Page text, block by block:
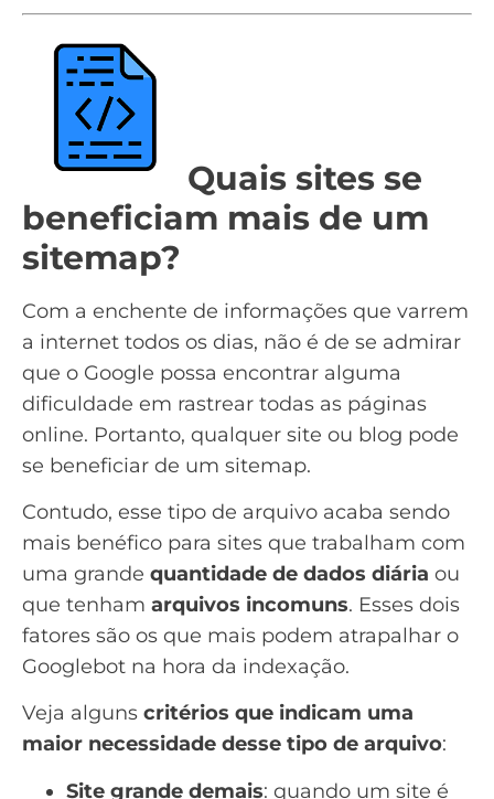
Quais sites se
beneficiam mais de um
sitemap?
Com a enchente de informações que varrem
a internet todos os dias, não é de se admirar
que o Google possa encontrar alguma
dificuldade em rastrear todas as páginas
online. Portanto, qualquer site ou blog pode
se beneficiar de um sitemap.
Contudo, esse tipo de arquivo acaba sendo
mais benéfico para sites que trabalham com
uma grande quantidade de dados diária ou
que tenham arquivos incomuns. Esses dois
fatores são os que mais podem atrapalhar o
Googlebot na hora da indexação.
Veja alguns critérios que indicam uma
maior necessidade desse tipo de arquivo:
Site grande demais: quando um site é